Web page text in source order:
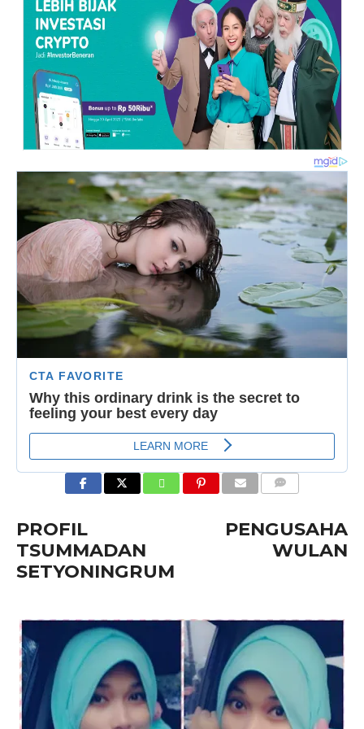
PROFIL PENGUSAHA
TSUMMADAN WULAN
SETYONINGRUM